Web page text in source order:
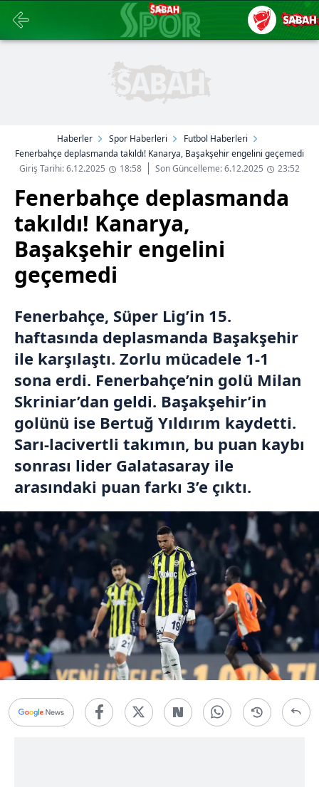
Haberler Spor Haberleri
Futbol Haberleri
Fenerbahçe deplasmanda takıldı! Kanarya, Başakşehir engelini geçemedi
Giriş Tarihi: 6.12.2025
18:58 Son Güncelleme: 6.12.2025 23:52
Fenerbahçe deplasmanda
takıldı! Kanarya,
Başakşehir engelini
geçemedi
Fenerbahçe, Süper Lig’in 15.
haftasında deplasmanda Başakşehir
ile karşılaştı. Zorlu mücadele 1-1
sona erdi. Fenerbahçe’nin golü Milan
Skriniar’dan geldi. Başakşehir’in
golünü ise Bertuğ Yıldırım kaydetti.
Sarı-lacivertli takımın, bu puan kaybı
sonrası lider Galatasaray ile
arasındaki puan farkı 3’e çıktı.